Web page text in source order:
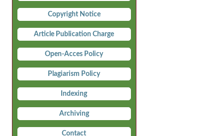
Copyright Notice
Article Publication Charge
Open-Acces Policy
Plagiarism Policy
Indexing
Archiving
Contact